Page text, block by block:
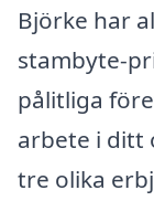
Björke har
stambyte-
pålitliga
arbete i ditt
tre olika